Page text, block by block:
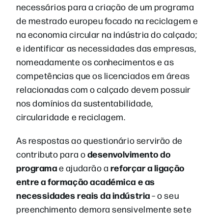
necessários para a criação de um programa
de mestrado europeu focado na reciclagem e
na economia circular na indústria do calçado;
e identificar as necessidades das empresas,
nomeadamente os conhecimentos e as
competências que os licenciados em áreas
relacionadas com o calçado devem possuir
nos domínios da sustentabilidade,
circularidade e reciclagem.
As respostas ao questionário servirão de
contributo para odesenvolvimento do
programae ajudarão a reforçar a ligação
entre a formação académica e as
necessidades reais da indústria– o seu
preenchimento demora sensivelmente sete